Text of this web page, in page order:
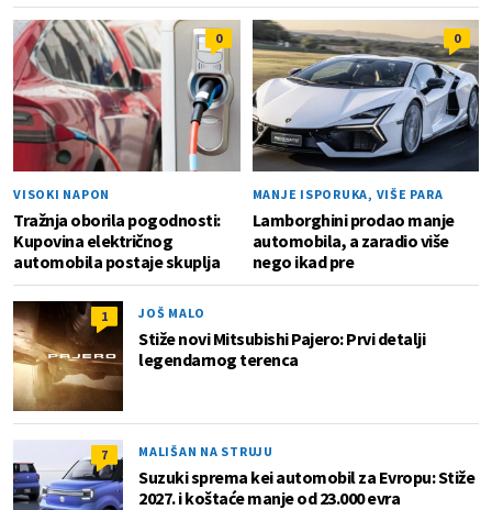
0
VISOKI NAPON
Tražnja oborila pogodnosti:
Kupovina električnog
automobila postaje skuplja
0
MANJE ISPORUKA, VIŠE PARA
Lamborghini prodao manje
automobila, a zaradio više
nego ikad pre
1 JOŠ MALO
Stiže novi Mitsubishi Pajero: Prvi detalji
legendarnog terenca
7 MALIŠAN NA STRUJU
Suzuki sprema kei automobil za Evropu: Stiže
2027. i koštaće manje od 23.000 evra